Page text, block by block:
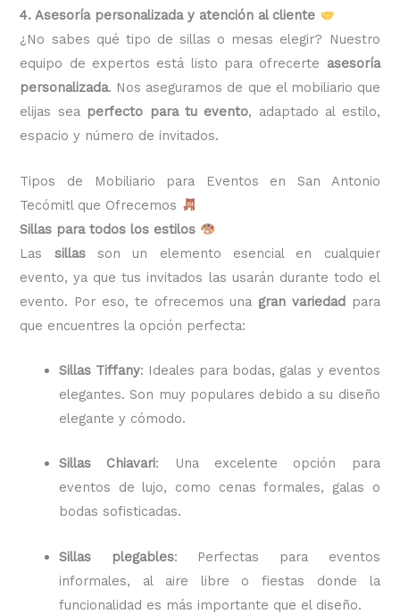
4. Asesoría personalizada y atención al cliente
¿No sabes qué tipo de sillas o mesas elegir? Nuestro
equipo de expertos está listo para ofrecerte asesoría
personalizada. Nos aseguramos de que el mobiliario que
elijas sea perfecto para tu evento, adaptado al estilo,
espacio y número de invitados.
Tipos de Mobiliario para Eventos en San Antonio
Tecómitl que Ofrecemos
Sillas para todos los estilos
Las sillasson un elemento esencial en cualquier
evento, ya que tus invitados las usarán durante todo el
evento. Por eso, te ofrecemos una gran variedadpara
que encuentres la opción perfecta:
Sillas Tiffany: Ideales para bodas, galas y eventos
elegantes. Son muy populares debido a su diseño
elegante y cómodo.
Sillas Chiavari: Una excelente opción para
eventos de lujo, como cenas formales, galas o
bodas sofisticadas.
Sillas plegables: Perfectas para eventos
informales, al aire libre o fiestas donde la
funcionalidad es más importante que el diseño.